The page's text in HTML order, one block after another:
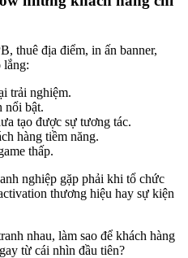
thuê địa điểm, in ấn banner,
lắng:
trải nghiệm.
nổi bật.
tạo được sự tương tác.
hàng tiềm năng.
thấp.
nghiệp gặp phải khi tổ chức
thương hiệu hay sự kiện
nhau, làm sao để khách hàng
từ cái nhìn đầu tiên?